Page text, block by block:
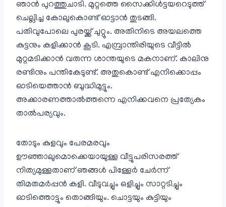
ഞാൻ പുറത്തുചാടി. മുറ്റത്തെ സൈക്കിൾട്ടയറെടുത്ത്
ചെല്ലിച്ച കോലുകൊണ്ട് ഓട്ടാൻ തുടങ്ങി.
പതിവുപോലെ പുരയ്ക്ക് ചുറ്റും. അതിനിടെ അയലത്തെ
കുട്ടനും കളിക്കാൻ കൂടി. എമ്പ്രാന്തിരിയുടെ വീട്ടിൽ
മുറ്റമടിക്കാൻ വരുന്ന ശാന്തയുടെ മകനാണ്. കാലിനു
രണ്ടിനും പന്തികേടുണ്ട്. അതുകൊണ്ട് എനിക്കൊപ്പം
ഓടിയെത്താൻ ബുദ്ധിമുട്ടും.
അക്കാരണത്താൽത്തന്നെ എനിക്കവനെ പ്രത്യേകം
താൽപര്യവും.
തോടും കുളവും പേരമരവും
ഊഞ്ഞാലുമൊക്കെയായുള്ള വീട്ടുപരിസരത്ത്
നിത്യമുള്ളതാണ് ഞങ്ങൾ പിള്ളേർ ചേർന്ന്
തിമതമർപ്പൻ കളി. വീടുവച്ചും ഒളിച്ചും സാറ്റടിച്ചും
ഓടിത്തൊട്ടും തൊങ്ങിയും. ചൊട്ടയും കുട്ടിയും